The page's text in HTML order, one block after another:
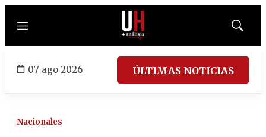
Menú
Mostrar
07 ago 2026 ÚLTIMAS NOTICIAS
Nacionales